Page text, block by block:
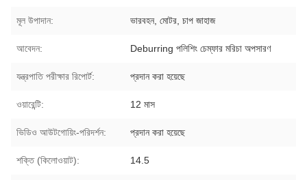
মূল উপাদান: ভারবহন, মোটর, চাপ জাহাজ
আবেদন: Deburring পলিশিং চেম্ফার মরিচা অপসারণ
যন্ত্রপাতি পরীক্ষার রিপোর্ট: প্রদান করা হয়েছে
ওয়ারেন্টি: 12 মাস
ভিডিও আউটগোয়িং-পরিদর্শন: প্রদান করা হয়েছে
শক্তি (কিলোওয়াট): 14.5